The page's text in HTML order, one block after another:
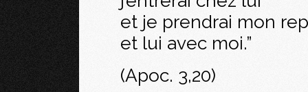
et je prendrai mon
et lui avec moi.”
(Apoc. 3,20)